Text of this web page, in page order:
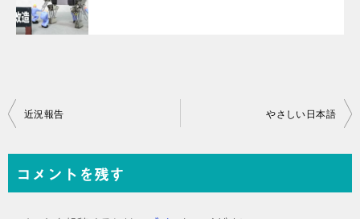
投
ビ
近況報告 やさしい日本語
コメントを残す